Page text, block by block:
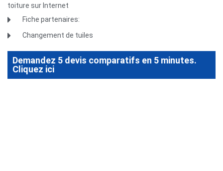
toiture sur Internet
Fiche partenaires:
Changement de tuiles
Demandez 5 devis comparatifs en 5 minutes.
Cliquez ici